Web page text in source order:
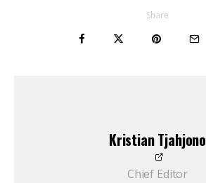
Share
Kristian Tjahjono
Chief Editor